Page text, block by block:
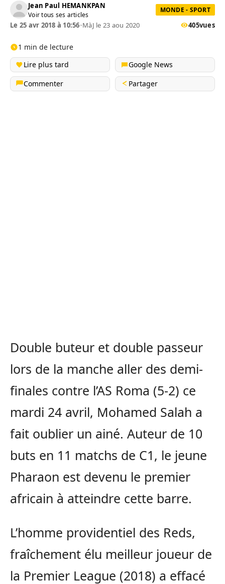
Jean Paul HEMANKPAN
Voir tous ses articles
MONDE - SPORT
Le 25 avr 2018 à 10:56•MàJ le 23 aou 2020 405vues
1 min de lecture
Lire plus tard
Google News
Commenter
Partager
Double buteur et double passeur
lors de la manche aller des demi-
finales contre l’AS Roma (5-2) ce
mardi 24 avril, Mohamed Salah a
fait oublier un ainé. Auteur de 10
buts en 11 matchs de C1, le jeune
Pharaon est devenu le premier
africain à atteindre cette barre.
L’homme providentiel des Reds,
fraîchement élu meilleur joueur de
la Premier League (2018) a effacé